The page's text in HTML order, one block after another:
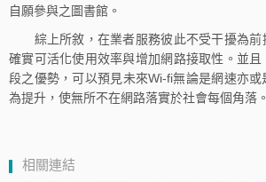
自願參與之圖書館。
綜上所敘，在業者服務彼此不受干擾為前
確實可活化使用效率與增加網路接取性。並
段之優勢，可以預見未來Wi-fi無論是網速亦
為提升，使無所不在網路落實於社會每個角落。
相關連結